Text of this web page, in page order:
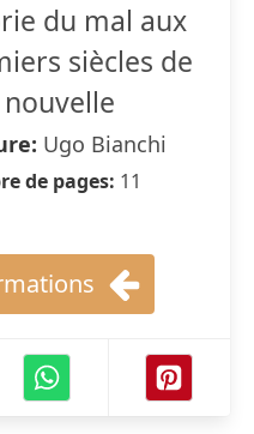
du mal aux
siècles de
Ugo Bianchi
de pages: 11